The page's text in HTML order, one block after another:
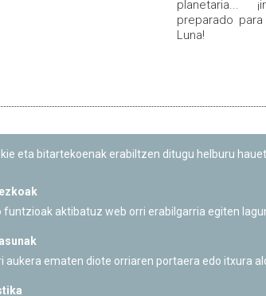
planetaria...
preparado
Luna!
eta bitartekoenak erabiltzen ditugu helburu
funtzioak aktibatuz web orri erabilgarria egiten
aukera ematen diote orriaren portaera edo itxura